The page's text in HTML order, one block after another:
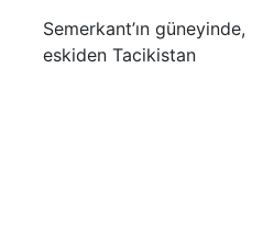
Semerkant’ın güneyinde,
eskiden Tacikistan